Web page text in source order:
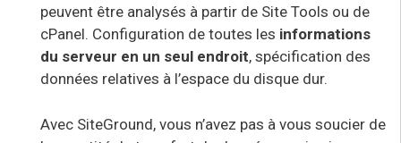
peuvent être analysés à partir de Site Tools ou de
cPanel. Configuration de toutes les informations
du serveur en un seul endroit, spécification des
données relatives à l’espace du disque dur.
Avec SiteGround, vous n’avez pas à vous soucier de